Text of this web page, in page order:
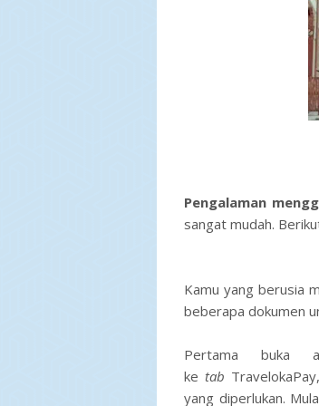
Pengalaman
sangat mudah.
Kamu yang berusia
beberapa dokumen
Pertama buka
ke tab
yang diperlukan.